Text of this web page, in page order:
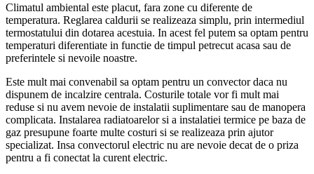
Climatul ambiental este placut, fara zone cu diferente de
temperatura. Reglarea caldurii se realizeaza simplu, prin intermediul
termostatului din dotarea acestuia. In acest fel putem sa optam pentru
temperaturi diferentiate in functie de timpul petrecut acasa sau de
preferintele si nevoile noastre.
Este mult mai convenabil sa optam pentru un convector daca nu
dispunem de incalzire centrala. Costurile totale vor fi mult mai
reduse si nu avem nevoie de instalatii suplimentare sau de manopera
complicata. Instalarea radiatoarelor si a instalatiei termice pe baza de
gaz presupune foarte multe costuri si se realizeaza prin ajutor
specializat. Insa convectorul electric nu are nevoie decat de o priza
pentru a fi conectat la curent electric.